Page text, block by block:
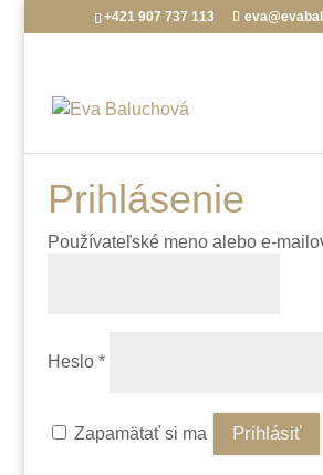
+421 907 737 113
Prihlásenie
Používateľské meno alebo e-
Heslo *
Zapamätať si ma Prihlásiť